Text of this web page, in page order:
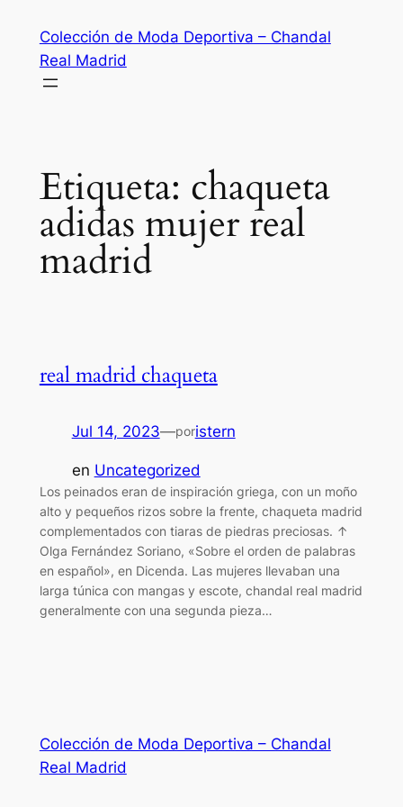
contenido
Colección de Moda Deportiva – Chandal
Real Madrid
Etiqueta: chaqueta
adidas mujer real
madrid
real madrid chaqueta
Jul 14, 2023—poristern
en Uncategorized
Los peinados eran de inspiración griega, con un moño
alto y pequeños rizos sobre la frente, chaqueta madrid
complementados con tiaras de piedras preciosas. ↑
Olga Fernández Soriano, «Sobre el orden de palabras
en español», en Dicenda. Las mujeres llevaban una
larga túnica con mangas y escote, chandal real madrid
generalmente con una segunda pieza…
Colección de Moda Deportiva – Chandal
Real Madrid